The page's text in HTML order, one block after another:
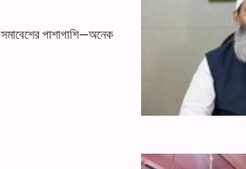
পাশাপাশি—অনেক